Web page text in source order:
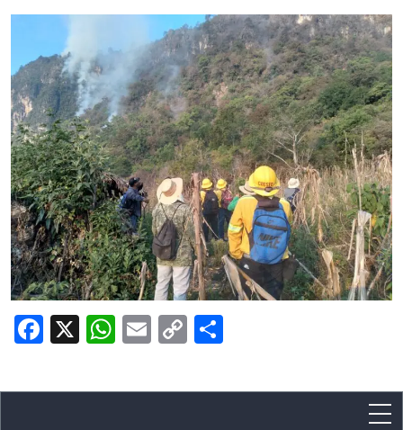
Facebook
X WhatsApp
Email
Copy
Link